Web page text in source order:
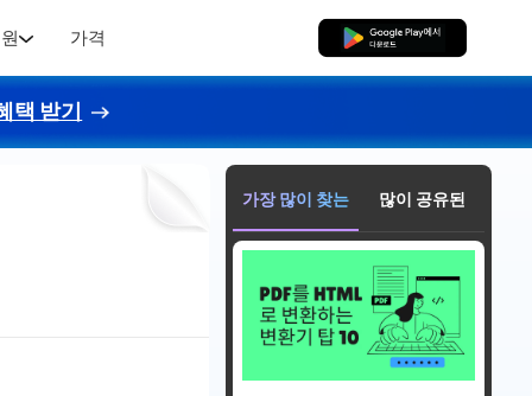
가격 무료로 다운로드
택 받기
가장 많이 찾는 많이 공유된